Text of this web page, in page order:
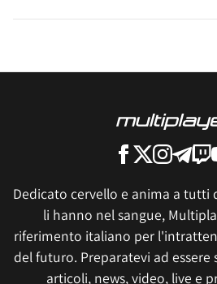
Dedicato cervello e anima a tutti
li hanno nel sangue,
riferimento italiano per
del futuro. Preparatevi ad
articoli, news, video, live e